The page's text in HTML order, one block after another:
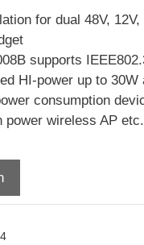
for dual 48V,
supports
HI-power up to 30W
consumption
power wireless AP etc.